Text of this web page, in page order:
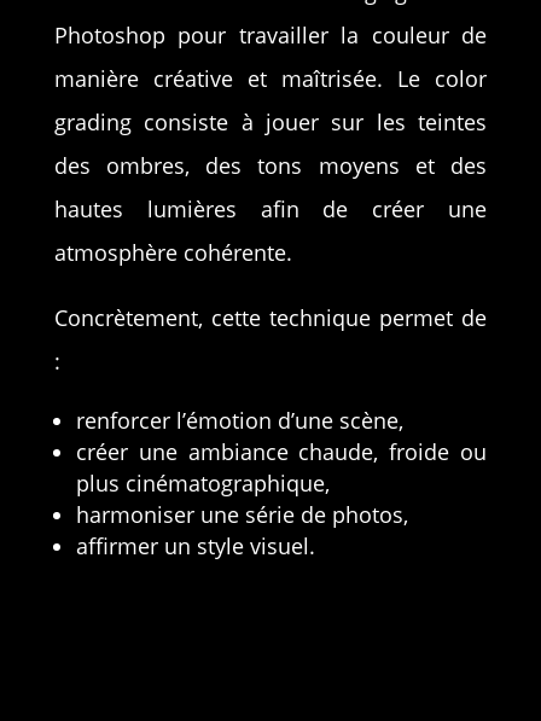
Photoshop pour travailler la couleur de
manière créative et maîtrisée. Le color
grading consiste à jouer sur les teintes
des ombres, des tons moyens et des
hautes lumières afin de créer une
atmosphère cohérente.
Concrètement, cette technique permet de
:
renforcer l’émotion d’une scène,
créer une ambiance chaude, froide ou
plus cinématographique,
harmoniser une série de photos,
affirmer un style visuel.